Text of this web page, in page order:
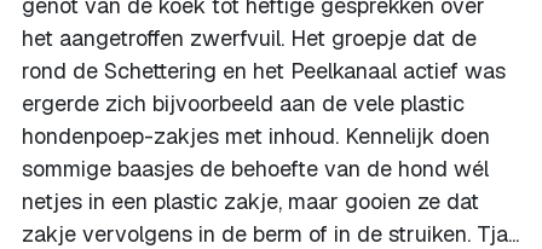
het aangetroffen zwerfvuil. Het groepje dat de
rond de Schettering en het Peelkanaal actief was
ergerde zich bijvoorbeeld aan de vele plastic
hondenpoep-zakjes met inhoud. Kennelijk doen
sommige baasjes de behoefte van de hond wél
netjes in een plastic zakje, maar gooien ze dat
zakje vervolgens in de berm of in de struiken. Tja...